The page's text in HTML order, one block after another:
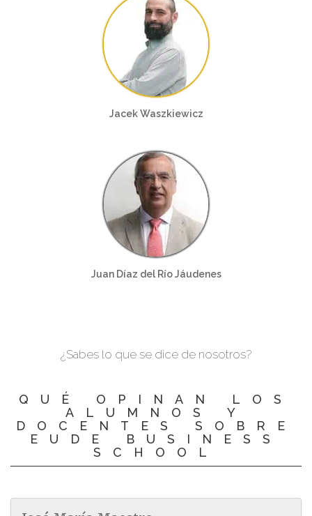
Jacek Waszkiewicz
Juan Díaz del Río Jáudenes
¿Sabes lo que se dice de nosotros?
QUÉ OPINAN LOS
ALUMNOS Y
DOCENTES SOBRE
EUDE BUSINESS
SCHOOL